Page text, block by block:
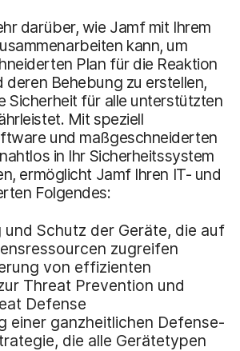
darüber, wie Jamf mit Ihrem
kann, um
Plan für die Reaktion
deren Behebung zu erstellen,
Sicherheit für alle unterstützten
Mit speziell
und maßgeschneiderten
in Ihr Sicherheitssystem
ermöglicht Jamf Ihren IT- und
Folgendes:
Schutz der Geräte, die auf
zugreifen
von effizienten
Threat Prevention und
Defense
einer ganzheitlichen Defense-
die alle Gerätetypen